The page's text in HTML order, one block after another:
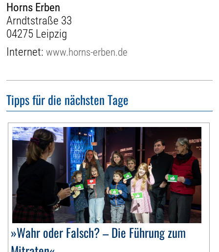
Horns Erben
Arndtstraße 33
04275 Leipzig
Internet:www.horns-erben.de
Tipps für die nächsten Tage
»Wahr oder Falsch? – Die Führung zum